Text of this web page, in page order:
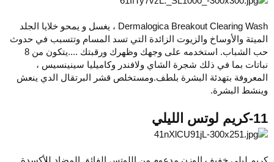
Dermalogica Breakout Clearing Wash ، يغسل و يمحو خلايا الجلد
الميتة والأوساخ والزيوت الزائدة التي تسد المسام وتتسبب في حدوث
حب الشباب. استخدمه على وجهك وظهرك ورقبتك ....يتكون من 8
نباتات بما في ذلك شجرة الشاي ولافندر وكاميليا سينينسيس ،
المعروفة بتهدئة البشرة بلطف.ومستخلص قشر البرتقال الدي ينعش
وينشط البشرة.
11-كريم لوتس الليلي
كريم ليلي خفيف الوزن مدعوم من اللوتس الفائق المضاد للأكسدة